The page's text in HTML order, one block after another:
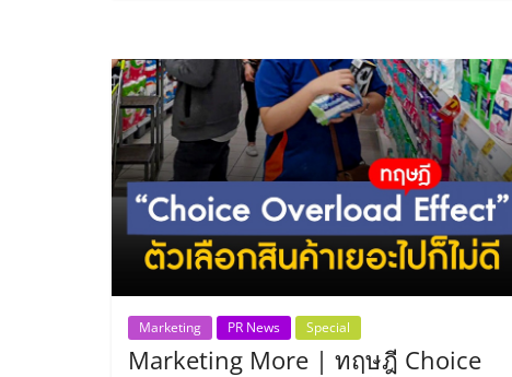
ไชส์,
ศูนย์
รวม
แฟ
รน
Marketing PR News Special
Marketing More | ทฤษฎี Choice